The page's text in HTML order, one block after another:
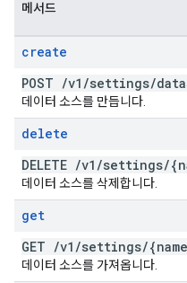
메서드
create
POST /v1 /settings/
데이터 소스를 만듭니다.
delete
DELETE /v1 /settings/
데이터 소스를 삭제합니다.
get
GET /v1 /settings/
데이터 소스를 가져옵니다.